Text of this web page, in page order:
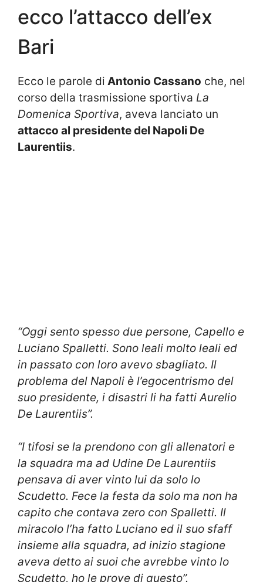
ecco l’attacco dell’ex
Bari
Ecco le parole di Antonio Cassano che, nel
corso della trasmissione sportiva La
Domenica Sportiva, aveva lanciato un
attacco al presidente del Napoli De
Laurentiis.
“Oggi sento spesso due persone, Capello e
Luciano Spalletti. Sono leali molto leali ed
in passato con loro avevo sbagliato. Il
problema del Napoli è l’egocentrismo del
suo presidente, i disastri li ha fatti Aurelio
De Laurentiis”.
“I tifosi se la prendono con gli allenatori e
la squadra ma ad Udine De Laurentiis
pensava di aver vinto lui da solo lo
Scudetto. Fece la festa da solo ma non ha
capito che contava zero con Spalletti. Il
miracolo l’ha fatto Luciano ed il suo sfaff
insieme alla squadra, ad inizio stagione
aveva detto ai suoi che avrebbe vinto lo
Scudetto, ho le prove di questo”.